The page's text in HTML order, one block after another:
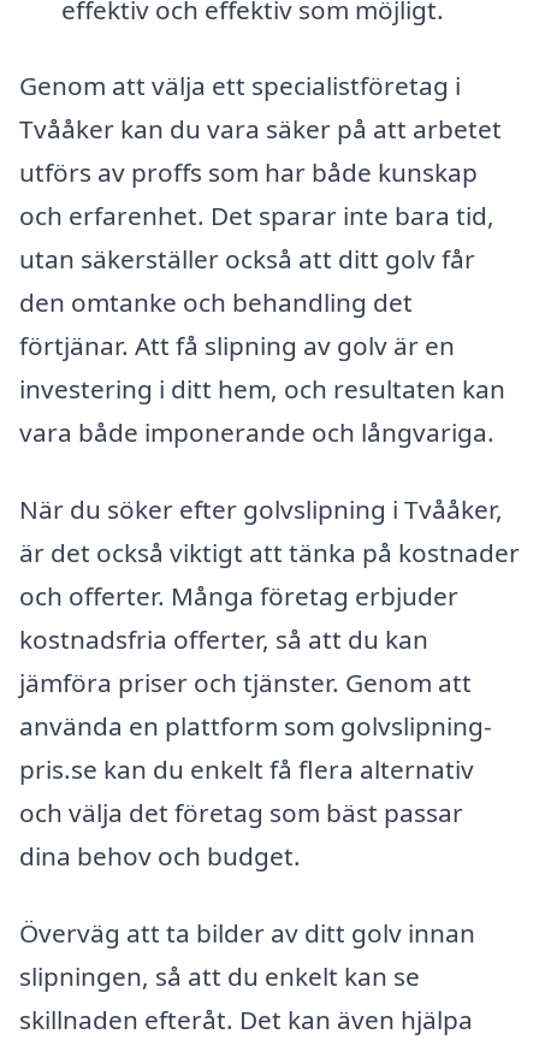
effektiv och effektiv som möjligt.
Genom att välja ett specialistföretag i
Tvååker kan du vara säker på att arbetet
utförs av proffs som har både kunskap
och erfarenhet. Det sparar inte bara tid,
utan säkerställer också att ditt golv får
den omtanke och behandling det
förtjänar. Att få slipning av golv är en
investering i ditt hem, och resultaten kan
vara både imponerande och långvariga.
När du söker efter golvslipning i Tvååker,
är det också viktigt att tänka på kostnader
och offerter. Många företag erbjuder
kostnadsfria offerter, så att du kan
jämföra priser och tjänster. Genom att
använda en plattform som golvslipning-
pris.se kan du enkelt få flera alternativ
och välja det företag som bäst passar
dina behov och budget.
Överväg att ta bilder av ditt golv innan
slipningen, så att du enkelt kan se
skillnaden efteråt. Det kan även hjälpa